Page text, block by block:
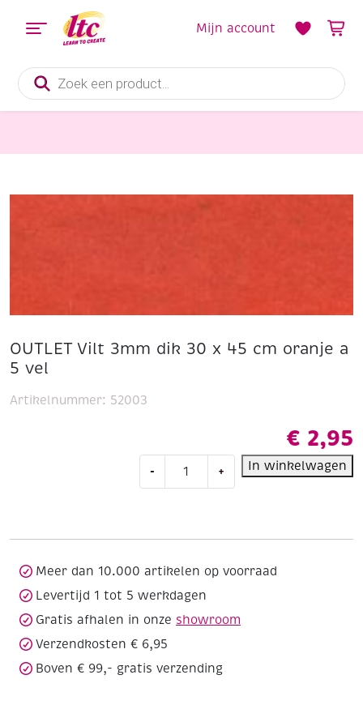
Producten
zoeken
Mijn account
OUTLET Vilt 3mm dik 30 x 45 cm oranje a
5 vel
€ 2,95
-
45
a
5
aantal
+ In winkelwagen
Artikelnummer: 52003
Meer dan 10.000 artikelen op voorraad
Levertijd 1 tot 5 werkdagen
Gratis afhalen in onze showroom
Verzendkosten € 6,95
Boven € 99,- gratis verzending